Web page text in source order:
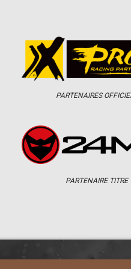
PARTENAIRES
PARTENAIRE TITRE